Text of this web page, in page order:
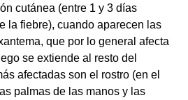
cutánea (entre 1 y 3 días
la fiebre), cuando aparecen las
que por lo general afecta
se extiende al resto del
afectadas son el rostro (en el
palmas de las manos y las